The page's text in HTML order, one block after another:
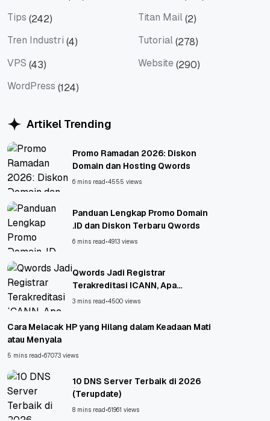
Tips (242) Titan Mail(2)
Tren Industri (4) Tutorial(278)
VPS (43) Website (290)
WordPress (124)
Artikel Trending
Promo Ramadan 2026: Diskon
Domain dan Hosting Qwords
6 mins read•4555 views
Panduan Lengkap Promo Domain
.ID dan Diskon Terbaru Qwords
6 mins read•4913 views
Qwords Jadi Registrar
Terakreditasi ICANN, Apa
Untungnya?
3 mins read•4500 views
Cara Melacak HP yang Hilang dalam Keadaan Mati
atau Menyala
5 mins read•67073 views
10 DNS Server Terbaik di 2026
(Terupdate)
8 mins read•61961 views